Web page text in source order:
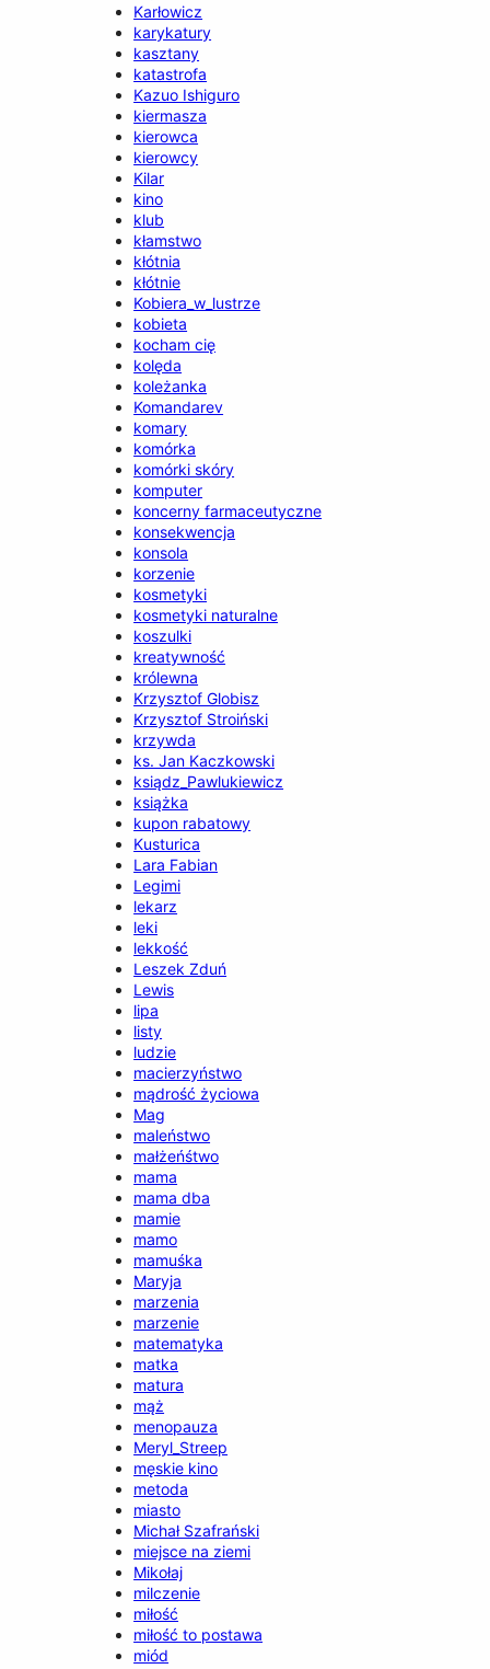
Karłowicz
karykatury
kasztany
katastrofa
Kazuo Ishiguro
kiermasza
kierowca
kierowcy
Kilar
kino
klub
kłamstwo
kłótnia
kłótnie
Kobiera_w_lustrze
kobieta
kocham cię
kolęda
koleżanka
Komandarev
komary
komórka
komórki skóry
komputer
koncerny farmaceutyczne
konsekwencja
konsola
korzenie
kosmetyki
kosmetyki naturalne
koszulki
kreatywność
królewna
Krzysztof Globisz
Krzysztof Stroiński
krzywda
ks. Jan Kaczkowski
ksiądz_Pawlukiewicz
książka
kupon rabatowy
Kusturica
Lara Fabian
Legimi
lekarz
leki
lekkość
Leszek Zduń
Lewis
lipa
listy
ludzie
macierzyństwo
mądrość życiowa
Mag
maleństwo
małżeńśtwo
mama
mama dba
mamie
mamo
mamuśka
Maryja
marzenia
marzenie
matematyka
matka
matura
mąż
menopauza
Meryl_Streep
męskie kino
metoda
miasto
Michał Szafrański
miejsce na ziemi
Mikołaj
milczenie
miłość
miłość to postawa
miód